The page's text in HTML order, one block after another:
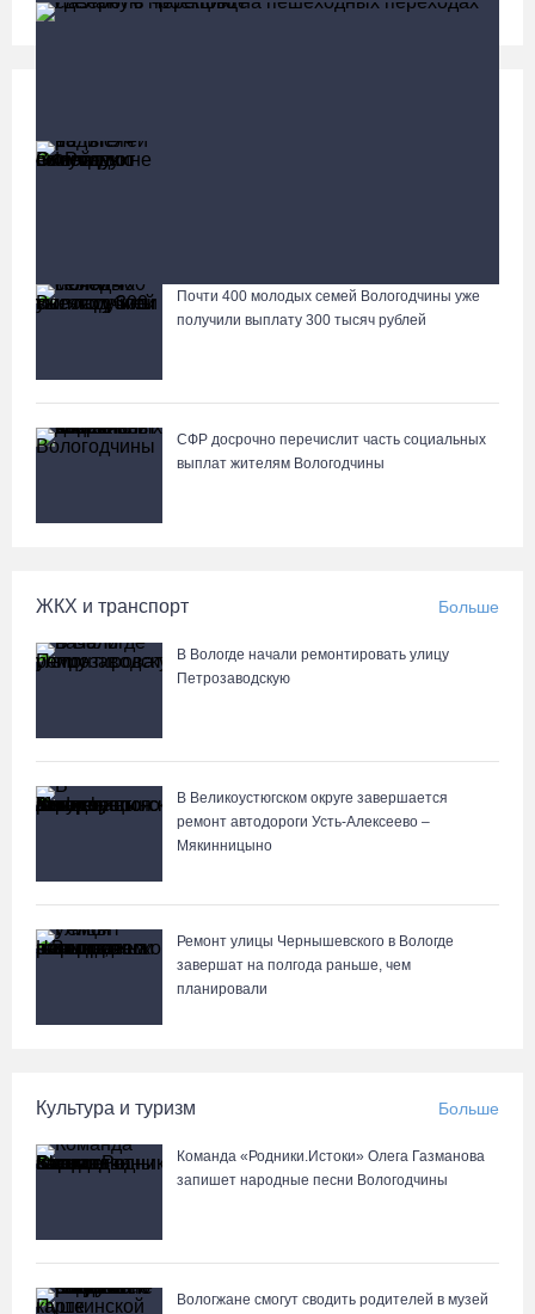
Лазерную проекцию на пешеходных переходах сделают в
Почти 400 молодых семей Вологодчины уже
получили выплату 300 тысяч рублей
СФР досрочно перечислит часть социальных
выплат жителям Вологодчины
ЖКХ и транспорт Больше
В Вологде начали ремонтировать улицу
Петрозаводскую
В Великоустюгском округе завершается
ремонт автодороги Усть-Алексеево –
Мякинницыно
Ремонт улицы Чернышевского в Вологде
завершат на полгода раньше, чем
планировали
Культура и туризм Больше
Команда «Родники.Истоки» Олега Газманова
запишет народные песни Вологодчины
Вологжане смогут сводить родителей в музей